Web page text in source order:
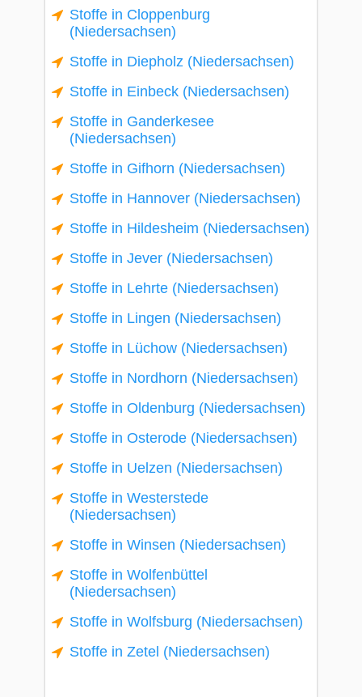
Stoffe in Cloppenburg
(Niedersachsen)
Stoffe in Diepholz (Niedersachsen)
Stoffe in Einbeck (Niedersachsen)
Stoffe in Ganderkesee
(Niedersachsen)
Stoffe in Gifhorn (Niedersachsen)
Stoffe in Hannover (Niedersachsen)
Stoffe in Hildesheim (Niedersachsen)
Stoffe in Jever (Niedersachsen)
Stoffe in Lehrte (Niedersachsen)
Stoffe in Lingen (Niedersachsen)
Stoffe in Lüchow (Niedersachsen)
Stoffe in Nordhorn (Niedersachsen)
Stoffe in Oldenburg (Niedersachsen)
Stoffe in Osterode (Niedersachsen)
Stoffe in Uelzen (Niedersachsen)
Stoffe in Westerstede
(Niedersachsen)
Stoffe in Winsen (Niedersachsen)
Stoffe in Wolfenbüttel
(Niedersachsen)
Stoffe in Wolfsburg (Niedersachsen)
Stoffe in Zetel (Niedersachsen)